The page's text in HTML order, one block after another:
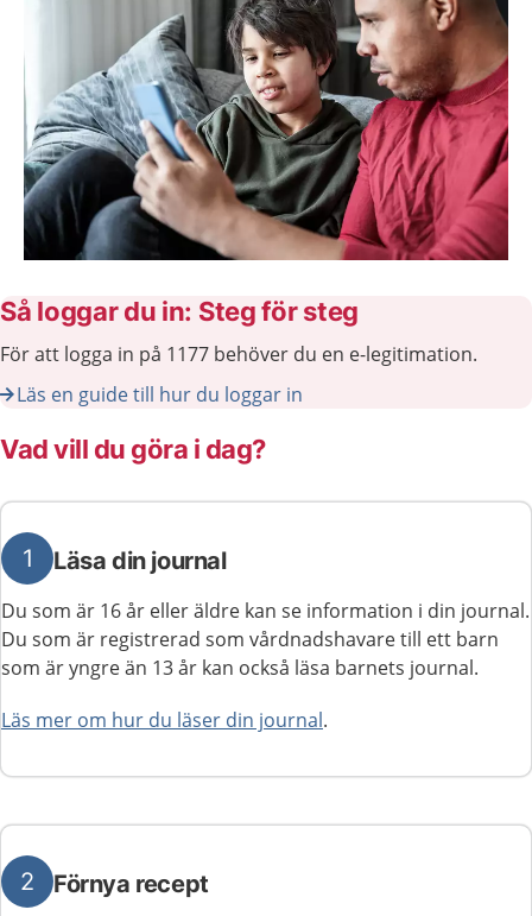
Så loggar du in: Steg för steg
För att logga in på 1177 behöver du en e-legitimation.
Läs en guide till hur du loggar in
Vad vill du göra i dag?
1 Läsa din journal
Du som är 16 år eller äldre kan se information i din journal.
Du som är registrerad som vårdnadshavare till ett barn
som är yngre än 13 år kan också läsa barnets journal.
Läs mer om hur du läser din journal.
2 Förnya recept